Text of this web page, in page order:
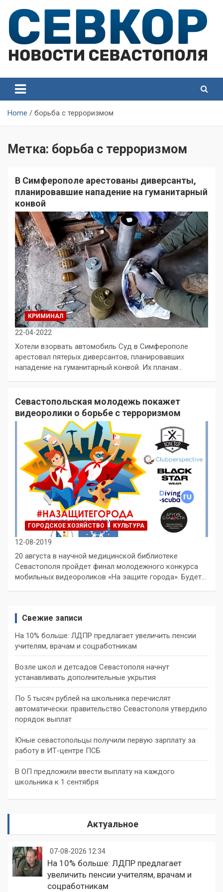
content
Севастополя
Севастополя
Home борьба с терроризмом
Метка: борьба с терроризмом
В Симферополе арестованы диверсанты,
планировавшие нападение на гуманитарный
конвой
КРИМИНАЛ
22-04-2022
Хотели взорвать автомобиль Суд в Симферополе
арестовал пятерых диверсантов, планировавших
нападение на гуманитарный конвой. Их планам…
Севастопольская молодежь покажет
видеоролики о борьбе с терроризмом
ГОРОДСКОЕ ХОЗЯЙСТВО КУЛЬТУРА
12-08-2019
20 августа в научной медицинской библиотеке
Севастополя пройдет финал молодежного конкурса
мобильных видеороликов «На защите города». Будет…
Свежие записи
На 10% больше: ЛДПР предлагает увеличить пенсии
учителям, врачам и соцработникам
Возле школ и детсадов Севастополя начнут
устанавливать дополнительные укрытия
По 5 тысяч рублей на школьника перечислят
автоматически: правительство Севастополя утвердило
порядок выплат
Юные севастопольцы получили первую зарплату за
работу в ИТ-центре ПСБ
В ОП предложили ввести выплату на каждого
школьника к 1 сентября
Актуальное
07-08-2026 12:34
На 10% больше: ЛДПР предлагает
увеличить пенсии учителям, врачам и
соцработникам